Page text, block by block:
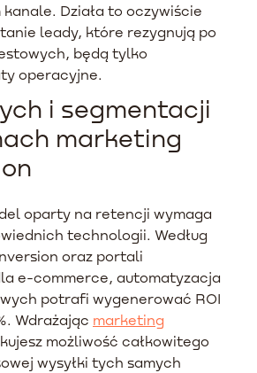
Działa to oczywiście
leady, które rezygnują po
będą tylko
operacyjne.
i segmentacji
marketing
oparty na retencji wymaga
technologii. Według
oraz portali
e-commerce, automatyzacja
potrafi wygenerować ROI
Wdrażając marketing
możliwość całkowitego
wysyłki tych samych